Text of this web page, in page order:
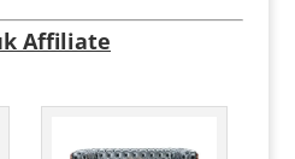
Affiliate